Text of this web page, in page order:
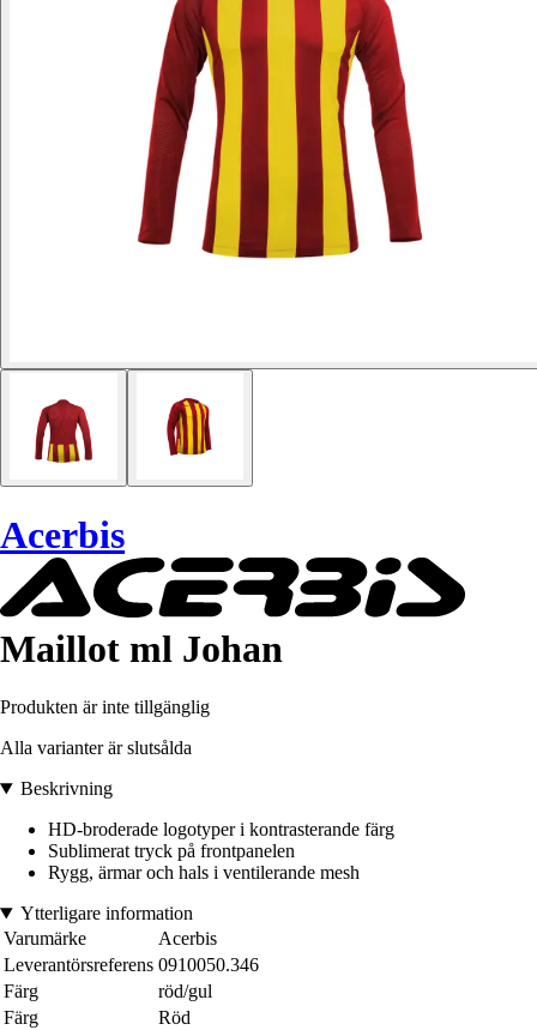
Acerbis
Maillot ml Johan
Produkten är inte tillgänglig
Alla varianter är slutsålda
Beskrivning
HD-broderade logotyper i kontrasterande färg
Sublimerat tryck på frontpanelen
Rygg, ärmar och hals i ventilerande mesh
Ytterligare information
Varumärke
Acerbis
Leverantörsreferens 0910050.346
Färg
röd/gul
Färg
Röd